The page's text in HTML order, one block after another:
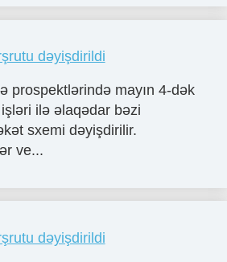
dəyişdirildi
prospektlərində mayın 4-dək
ilə əlaqədar bəzi
sxemi dəyişdirilir.
ve...
dəyişdirildi